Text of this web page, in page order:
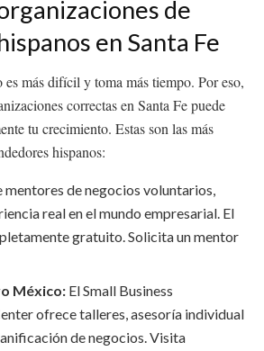
de
en Santa Fe
más difícil y toma más tiempo. Por eso,
correctas en Santa Fe puede
tu crecimiento. Estas son las más
hispanos:
mentores de negocios voluntarios,
real en el mundo empresarial. El
gratuito. Solicita un mentor
México: El Small Business
ofrece talleres, asesoría individual
de negocios. Visita